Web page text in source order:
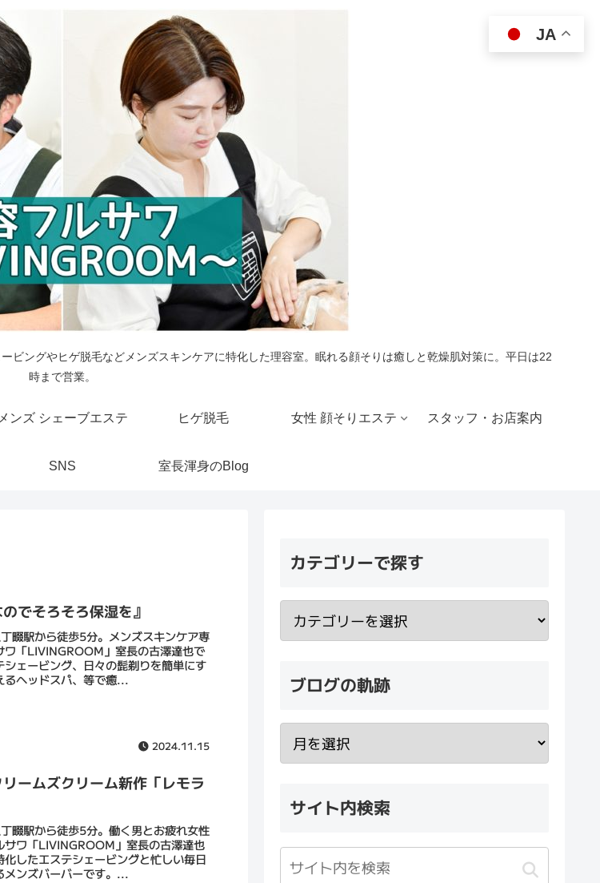
ングやヒゲ脱毛などメンズスキンケアに特化した理容室。眠れる顔そりは癒しと乾燥肌対策に。平日は22
時まで営業。
メンズ シェーブエステ ヒゲ脱毛 女性 顔そりエステ スタッフ・お店案内
SNS 室長渾身のBlog
でそろそろ保湿を』
畷駅から徒歩5分。メンズスキンケア専
ワ「LIVINGROOM」室長の古澤達也で
ェービング、日々の髭剃りを簡単にす
るヘッドスパ、等で癒...
2024.11.15
ームズクリーム新作「レモラ
畷駅から徒歩5分。働く男とお疲れ女性
サワ「LIVINGROOM」室長の古澤達也
したエステシェービングと忙しい毎日
メンズバーバーです。...
カテゴリーで探す
ブログの軌跡
サイト内検索
JA